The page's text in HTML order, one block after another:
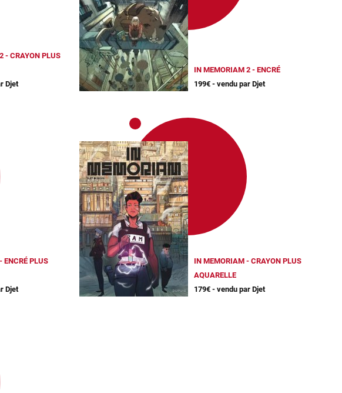
- CRAYON PLUS
Djet
IN MEMORIAM 2 - ENCRÉ
199€ - vendu par Djet
ENCRÉ PLUS
Djet
IN MEMORIAM - CRAYON PLUS
AQUARELLE
179€ - vendu par Djet